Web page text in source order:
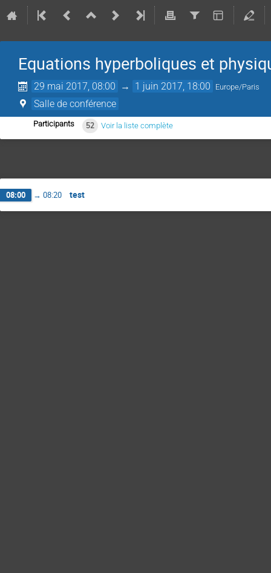
Equations hyperboliques et
29 mai 2017, 08:00 → 1 juin 2017, 18:00 Europe/Paris
Salle de conférence
Participants 52 Voir la liste complète
08:00 → 08:20 test